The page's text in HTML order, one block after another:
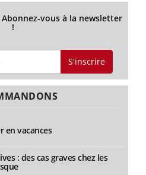
vous à la newsletter
!
S'inscrire
en vacances
: des cas graves chez les